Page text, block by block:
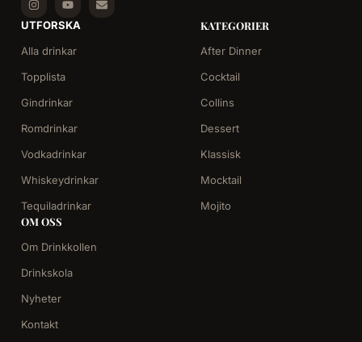
UTFORSKA
Alla drinkar
Topplista
Gindrinkar
Romdrinkar
Vodkadrinkar
Whiskeydrinkar
Tequiladrinkar
KATEGORIER
After Dinner
Cocktail
Collins
Dessert
Klassisk
Mocktail
Mojito
OM OSS
Om Drinkkollen
Drinkskola
Nyheter
Kontakt